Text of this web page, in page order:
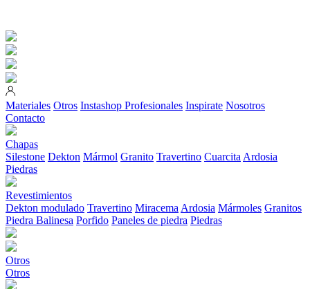
Materiales Otros Instashop Profesionales Inspirate Nosotros
Contacto
Chapas
Silestone Dekton Mármol Granito Travertino Cuarcita Ardosia
Piedras
Revestimientos
Dekton modulado Travertino Miracema Ardosia Mármoles Granitos
Piedra Balinesa Porfido Paneles de piedra Piedras
Otros
Otros